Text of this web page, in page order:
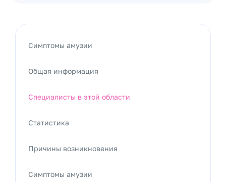
Симптомы амузии
Общая информация
Специалисты в этой области
Статистика
Причины возникновения
Симптомы амузии